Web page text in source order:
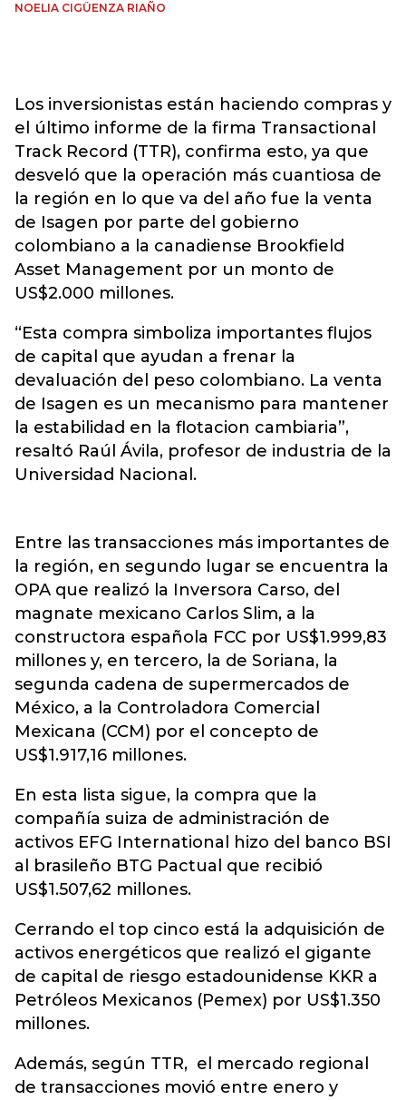
NOELIA CIGÜENZA RIAÑO
Los inversionistas están haciendo compras y
el último informe de la firma Transactional
Track Record (TTR), confirma esto, ya que
desveló que la operación más cuantiosa de
la región en lo que va del año fue la venta
de Isagen por parte del gobierno
colombiano a la canadiense Brookfield
Asset Management por un monto de
US$2.000 millones.
“Esta compra simboliza importantes flujos
de capital que ayudan a frenar la
devaluación del peso colombiano. La venta
de Isagen es un mecanismo para mantener
la estabilidad en la flotacion cambiaria”,
resaltó Raúl Ávila, profesor de industria de la
Universidad Nacional.
Entre las transacciones más importantes de
la región, en segundo lugar se encuentra la
OPA que realizó la Inversora Carso, del
magnate mexicano Carlos Slim, a la
constructora española FCC por US$1.999,83
millones y, en tercero, la de Soriana, la
segunda cadena de supermercados de
México, a la Controladora Comercial
Mexicana (CCM) por el concepto de
US$1.917,16 millones.
En esta lista sigue, la compra que la
compañía suiza de administración de
activos EFG International hizo del banco BSI
al brasileño BTG Pactual que recibió
US$1.507,62 millones.
Cerrando el top cinco está la adquisición de
activos energéticos que realizó el gigante
de capital de riesgo estadounidense KKR a
Petróleos Mexicanos (Pemex) por US$1.350
millones.
Además, según TTR, el mercado regional
de transacciones movió entre enero y